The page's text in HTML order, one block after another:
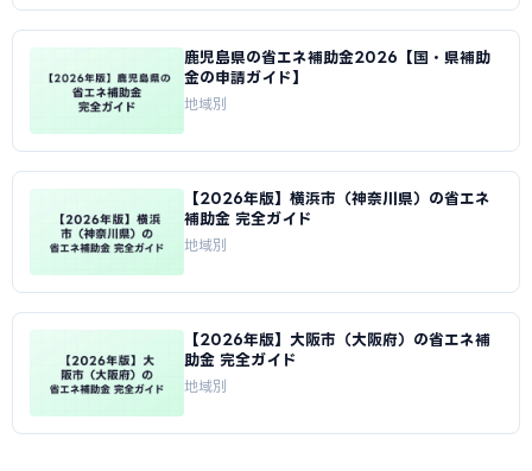
鹿児島県の省エネ補助金2026【国・県補助
金の申請ガイド】
地域別
【2026年版】横浜市（神奈川県）の省エネ
補助金 完全ガイド
地域別
【2026年版】大阪市（大阪府）の省エネ補
助金 完全ガイド
地域別